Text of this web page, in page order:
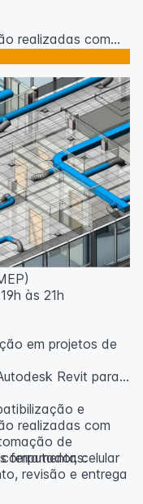
realizadas com
e horário e os
realizar o curso
20 inscritos.
às 21h
em projetos de
Revit para
e
de
ferramentas:
revisão e entrega
realizadas com
celular